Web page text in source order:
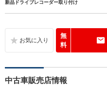
新品ドライブレコーダー取り付け
無
料
中古車販売店情報